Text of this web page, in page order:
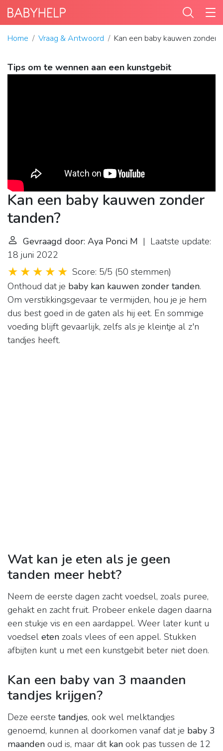
Home Vraag & Antwoord Kan een baby kauwen zonder
Tips om te wennen aan een kunstgebit
Kan een baby kauwen zonder
tanden?
Gevraagd door: Aya Ponci M | Laatste update:
18 juni 2022
Score: 5/5 (50 stemmen)
Onthoud dat je baby kan kauwen zonder tanden.
Om verstikkingsgevaar te vermijden, hou je je hem
dus best goed in de gaten als hij eet. En sommige
voeding blijft gevaarlijk, zelfs als je kleintje al z'n
tandjes heeft.
Wat kan je eten als je geen
tanden meer hebt?
Neem de eerste dagen zacht voedsel, zoals puree,
gehakt en zacht fruit. Probeer enkele dagen daarna
een stukje vis en een aardappel. Weer later kunt u
voedsel eten zoals vlees of een appel. Stukken
afbijten kunt u met een kunstgebit beter niet doen.
Kan een baby van 3 maanden
tandjes krijgen?
Deze eerste tandjes, ook wel melktandjes
genoemd, kunnen al doorkomen vanaf dat je baby 3
maanden oud is, maar dit kan ook pas tussen de 12